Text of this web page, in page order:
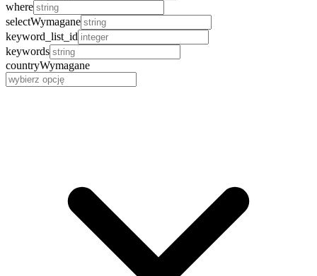
where
selectWymagane
keyword_list_id
keywords
countryWymagane